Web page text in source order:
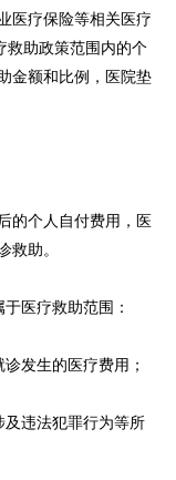
医疗保险等相关医疗
救助政策范围内的个
金额和比例，医院垫
的个人自付费用，医
救助。
医疗救助范围：
发生的医疗费用；
及违法犯罪行为等所